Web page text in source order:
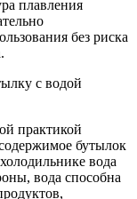
плавления
без риска
c водой
практикой
бутылок
вода
вода способна